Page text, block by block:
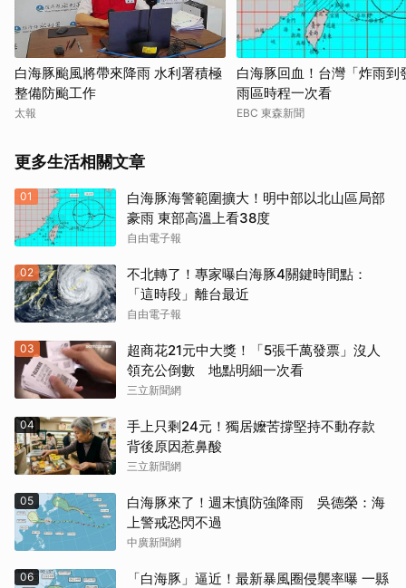
白海豚颱風將帶來降雨 水利署積極
整備防颱工作
太報
白海豚回血！台灣「炸雨到
雨區時程一次看
EBC 東森新聞
更多生活相關文章
01
白海豚海警範圍擴大！明中部以北山區局部
豪雨 東部高溫上看38度
自由電子報
02
不北轉了！專家曝白海豚4關鍵時間點：
「這時段」離台最近
自由電子報
03
超商花21元中大獎！「5張千萬發票」沒人
領充公倒數 地點明細一次看
三立新聞網
04
手上只剩24元！獨居嬤苦撐堅持不動存款
背後原因惹鼻酸
三立新聞網
05
白海豚來了！週末慎防強降雨 吳德榮：海
上警戒恐閃不過
中廣新聞網
06
「白海豚」逼近！最新暴風圈侵襲率曝 一縣